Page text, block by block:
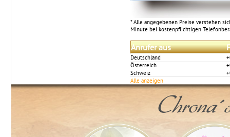
* Alle angegebenen Preise verstehen
Minute bei kostenpflichtigen
Anrufer aus
Deutschland
Österreich
Schweiz
Alle anzeigen